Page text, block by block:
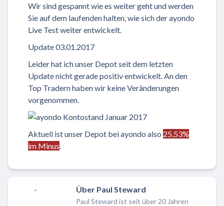
Wir sind gespannt wie es weiter geht und werden
Sie auf dem laufenden halten, wie sich der ayondo
Live Test weiter entwickelt.
Update 03.01.2017
Leider hat ich unser Depot seit dem letzten
Update nicht gerade positiv entwickelt. An den
Top Tradern haben wir keine Veränderungen
vorgenommen.
Aktuell ist unser Depot bei ayondo also 25,53%
im Minus.
Über Paul Steward
Paul Steward ist seit über 20 Jahren